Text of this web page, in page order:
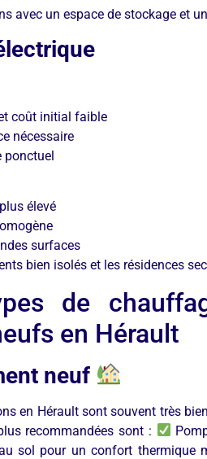
avec un espace de stockage et
coût initial faible
nécessaire
ponctuel
élevé
surfaces
bien isolés et les résidences
de
en Hérault
neuf
en Hérault sont souvent très
recommandées sont :
sol pour un confort thermique